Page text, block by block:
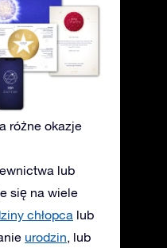
różne okazje
lub
się na wiele
chłopca lub
urodzin, lub